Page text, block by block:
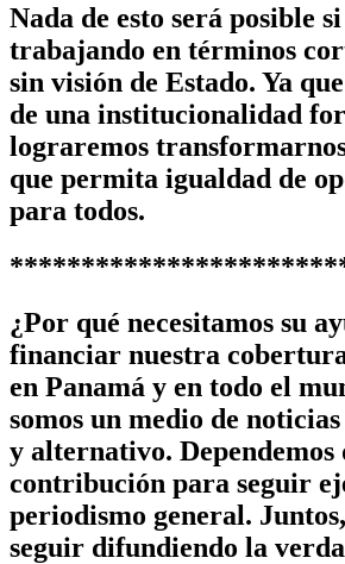
Nada de esto será posible
trabajando en términos
sin visión de Estado. Ya
de una institucionalidad
lograremos
que permita igualdad de
para todos.
¿Por qué necesitamos su
financiar nuestra
en Panamá y en todo el
somos un medio de
y alternativo. Dependemos
contribución para seguir
periodismo general.
seguir difundiendo la